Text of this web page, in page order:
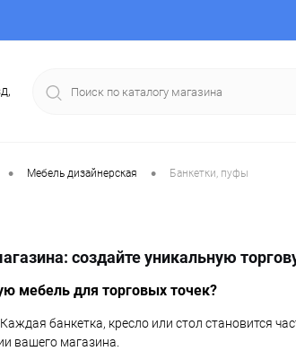
• Мебель дизайнерская • Банкетки, пуфы
создайте уникальную
мебель для торговых точек?
Каждая банкетка, кресло или стол становится
вашего магазина.